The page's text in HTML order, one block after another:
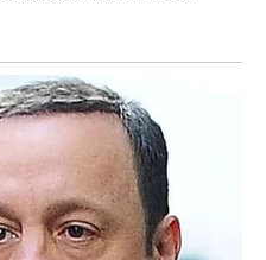
trenuci.
donose vam mnogo
iznenaditi.